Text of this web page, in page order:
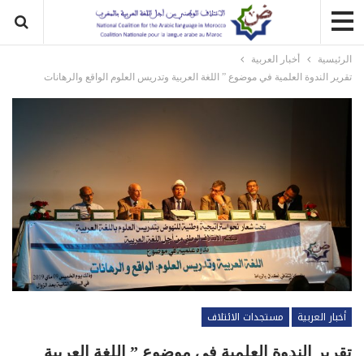
الرئيسية
أخبار العربية
تقرير الندوة العلمية في موضوع ” اللغة العربية وتدريس العلوم الواقع والرهانات
أخبار العربية
مستجدات الائتلاف
تقرير الندوة العلمية في موضوع ” اللغة العربية